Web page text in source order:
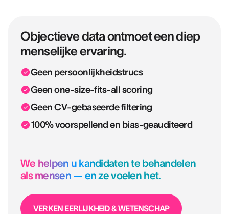
Objectieve data ontmoet een diep
menselijke ervaring.
Geen persoonlijkheidstrucs
Geen one-size-fits-all scoring
Geen CV-gebaseerde filtering
100% voorspellend en bias-geauditeerd
We helpen u kandidaten te behandelen
als mensen — en ze voelen het.
VERKEN EERLIJKHEID & WETENSCHAP